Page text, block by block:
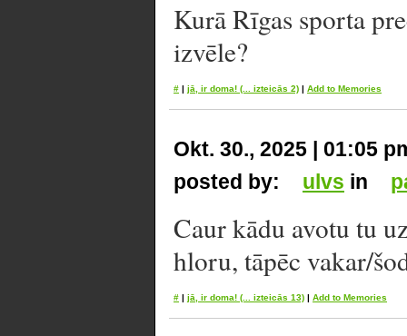
Kurā Rīgas sporta
izvēle?
# | jā, ir doma! (... izteicās 2) | Add to Memories
Okt. 30., 2025 | 01:05
posted by:
ulvs in
Caur kādu avotu tu
hloru, tāpēc vakar/
# | jā, ir doma! (... izteicās 13) | Add to Memories